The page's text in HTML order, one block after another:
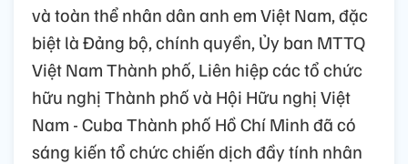
và toàn thể nhân dân anh em Việt Nam, đặc
biệt là Đảng bộ, chính quyền, Ủy ban MTTQ
Việt Nam Thành phố, Liên hiệp các tổ chức
hữu nghị Thành phố và Hội Hữu nghị Việt
Nam - Cuba Thành phố Hồ Chí Minh đã có
sáng kiến tổ chức chiến dịch đầy tính nhân